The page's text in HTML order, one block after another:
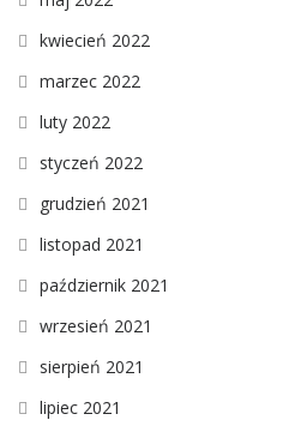
kwiecień 2022
marzec 2022
luty 2022
styczeń 2022
grudzień 2021
listopad 2021
październik 2021
wrzesień 2021
sierpień 2021
lipiec 2021